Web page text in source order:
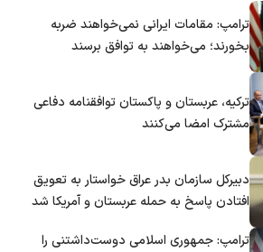
ترامپ: مقامات ایرانی نمی‌خواهند ضربه
بخورند؛ می‌خواهند به توافق برسند
ترکیه، عربستان و پاکستان توافقنامه دفاعی
مشترک امضا می‌کنند
دبیرکل سازمان بدر عراق خواستار به تعویق
افتادن پاسخ به حمله عربستان و آمریکا شد
ترامپ: جمهوری اسلامی دوست‌داشتنی را